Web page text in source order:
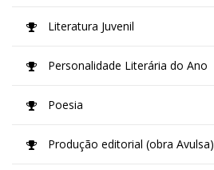
Literatura Juvenil
Personalidade Literária do Ano
Poesia
Produção editorial (obra Avulsa)